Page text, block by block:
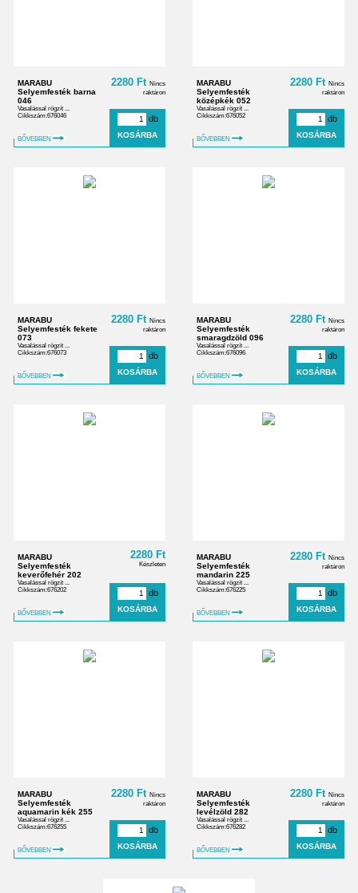
MARABU
Selyemfesték barna
046
Vasalással rögzít ...
Cikkszám:676046
BŐVEBBEN
2280 Ft Nincs
raktáron
db
MARABU
Selyemfesték
középkék 052
Vasalással rögzít ...
Cikkszám:676052
BŐVEBBEN
2280 Ft Nincs
raktáron
db
MARABU
Selyemfesték fekete
073
Vasalással rögzít ...
Cikkszám:676073
BŐVEBBEN
2280 Ft Nincs
raktáron
db
MARABU
Selyemfesték
smaragdzöld 096
Vasalással rögzít ...
Cikkszám:676096
BŐVEBBEN
2280 Ft Nincs
raktáron
db
MARABU
Selyemfesték
keverőfehér 202
Vasalással rögzít ...
Cikkszám:676202
BŐVEBBEN
2280 Ft
Készleten
db
MARABU
Selyemfesték
mandarin 225
Vasalással rögzít ...
Cikkszám:676225
BŐVEBBEN
2280 Ft Nincs
raktáron
db
MARABU
Selyemfesték
aquamarin kék 255
Vasalással rögzít ...
Cikkszám:676255
BŐVEBBEN
2280 Ft Nincs
raktáron
db
MARABU
Selyemfesték
levélzöld 282
Vasalással rögzít ...
Cikkszám:676282
BŐVEBBEN
2280 Ft Nincs
raktáron
db